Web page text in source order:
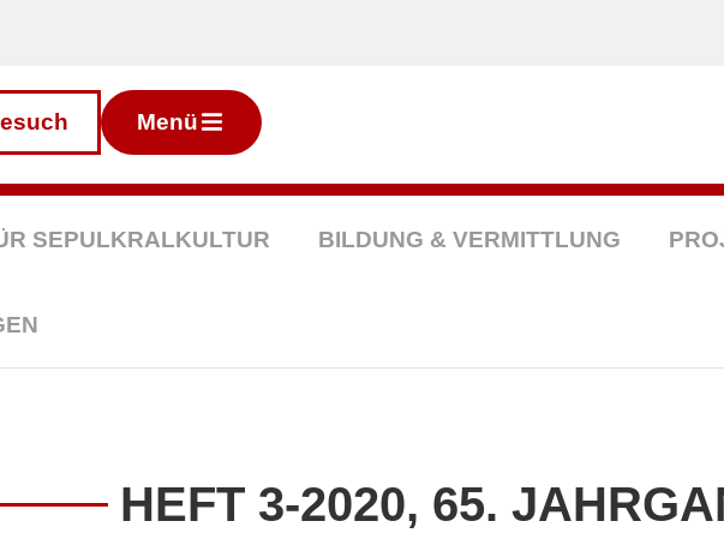
Menü
SEPULKRALKULTUR BILDUNG & VERMITTLUNG
HEFT 3-2020, 65.